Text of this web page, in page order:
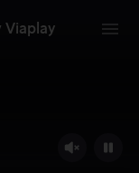
Viaplay